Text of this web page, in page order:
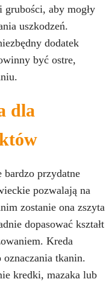
grubości, aby mogły
uszkodzeń.
dodatek
być ostre,
dla
przydatne
pozwalają na
zostanie ona zszyta
dopasować kształt
Kreda
oznaczania tkanin.
kredki, mazaka lub